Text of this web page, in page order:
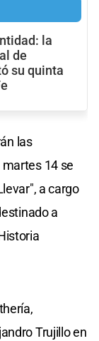
la
de
su quinta
las
14 se
a cargo
a
Trujillo en